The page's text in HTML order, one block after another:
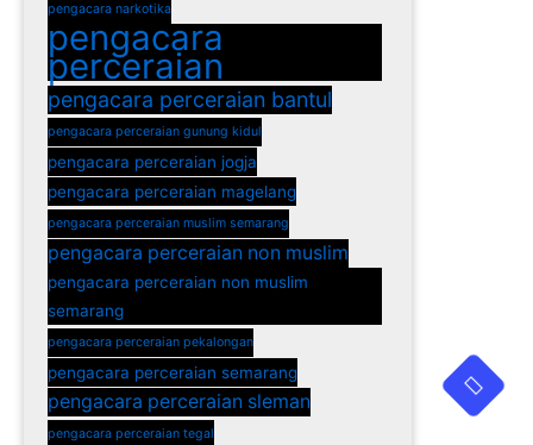
pengacara narkotika
pengacara
perceraian
pengacara perceraian bantul
pengacara perceraian gunung kidul
pengacara perceraian jogja
pengacara perceraian magelang
pengacara perceraian muslim semarang
pengacara perceraian non muslim
pengacara perceraian non muslim
semarang
pengacara perceraian pekalongan
pengacara perceraian semarang
pengacara perceraian sleman
pengacara perceraian tegal